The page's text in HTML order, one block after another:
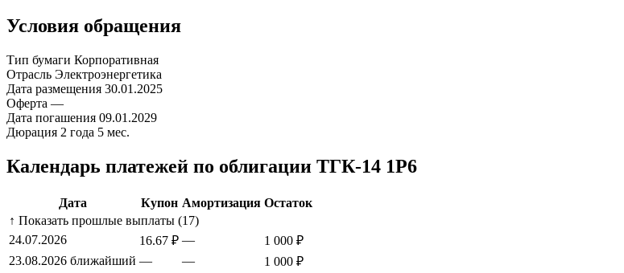
Условия обращения
Тип бумаги Корпоративная
Отрасль Электроэнергетика
Дата размещения 30.01.2025
Оферта —
Дата погашения 09.01.2029
Дюрация 2 года 5 мес.
Календарь платежей по облигации ТГК-14 1Р6
Дата Купон Амортизация Остаток
↑ Показать прошлые выплаты (17)
24.07.2026
16.67 ₽ —
1 000 ₽
23.08.2026 ближайший — —
1 000 ₽